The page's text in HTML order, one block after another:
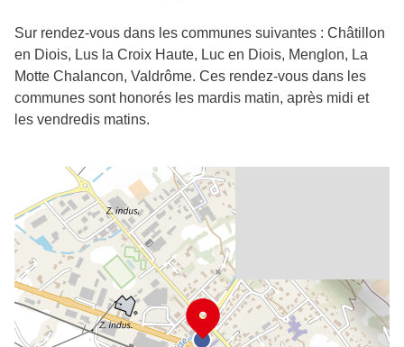
Sur rendez-vous dans les communes suivantes : Châtillon
en Diois, Lus la Croix Haute, Luc en Diois, Menglon, La
Motte Chalancon, Valdrôme. Ces rendez-vous dans les
communes sont honorés les mardis matin, après midi et
les vendredis matins.